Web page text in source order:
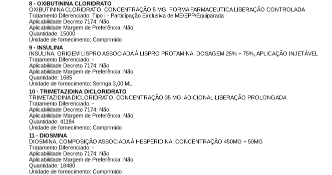
8 - OXIBUTININA CLORIDRATO
OXIBUTININA CLORIDRATO, CONCENTRAÇÃO 5 MG, FORMA FARMACEUTICA LIBERAÇÃO CONTROLADA
Tratamento Diferenciado: Tipo I - Participação Exclusiva de ME/EPP/Equiparada
Aplicabilidade Decreto 7174: Não
Aplicabilidade Margem de Preferência: Não
Quantidade: 15000
Unidade de fornecimento: Comprimido
9 - INSULINA
INSULINA, ORIGEM LISPRO ASSOCIADA À LISPRO PROTAMINA, DOSAGEM 25% + 75%, APLICAÇÃO INJETÁVEL
Tratamento Diferenciado: -
Aplicabilidade Decreto 7174: Não
Aplicabilidade Margem de Preferência: Não
Quantidade: 1685
Unidade de fornecimento: Seringa 3,00 ML
10 - TRIMETAZIDINA DICLORIDRATO
TRIMETAZIDINA DICLORIDRATO, CONCENTRAÇÃO 35 MG, ADICIONAL LIBERAÇÃO PROLONGADA
Tratamento Diferenciado: -
Aplicabilidade Decreto 7174: Não
Aplicabilidade Margem de Preferência: Não
Quantidade: 41184
Unidade de fornecimento: Comprimido
11 - DIOSMINA
DIOSMINA, COMPOSIÇÃO ASSOCIADA À HESPERIDINA, CONCENTRAÇÃO 450MG + 50MG
Tratamento Diferenciado: -
Aplicabilidade Decreto 7174: Não
Aplicabilidade Margem de Preferência: Não
Quantidade: 18480
Unidade de fornecimento: Comprimido